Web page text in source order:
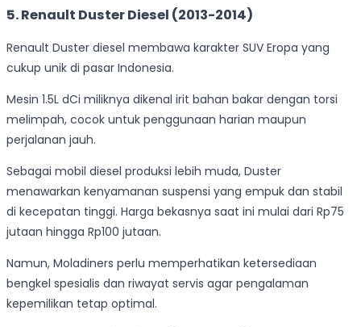
5. Renault Duster Diesel (2013-2014)
Renault Duster diesel membawa karakter SUV Eropa yang
cukup unik di pasar Indonesia.
Mesin 1.5L dCi miliknya dikenal irit bahan bakar dengan torsi
melimpah, cocok untuk penggunaan harian maupun
perjalanan jauh.
Sebagai mobil diesel produksi lebih muda, Duster
menawarkan kenyamanan suspensi yang empuk dan stabil
di kecepatan tinggi. Harga bekasnya saat ini mulai dari Rp75
jutaan hingga Rp100 jutaan.
Namun, Moladiners perlu memperhatikan ketersediaan
bengkel spesialis dan riwayat servis agar pengalaman
kepemilikan tetap optimal.